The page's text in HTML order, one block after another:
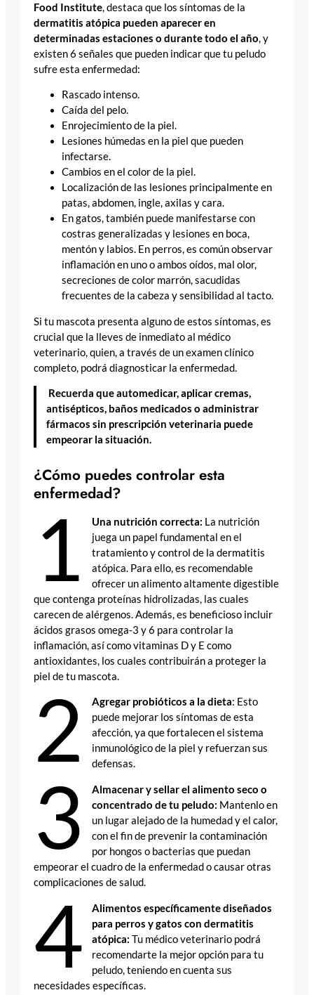
Food Institute, destaca que los síntomas de la
dermatitis atópica pueden aparecer en
determinadas estaciones o durante todo el año, y
existen 6 señales que pueden indicar que tu peludo
sufre esta enfermedad:
Rascado intenso.
Caída del pelo.
Enrojecimiento de la piel.
Lesiones húmedas en la piel que pueden
infectarse.
Cambios en el color de la piel.
Localización de las lesiones principalmente en
patas, abdomen, ingle, axilas y cara.
En gatos, también puede manifestarse con
costras generalizadas y lesiones en boca,
mentón y labios. En perros, es común observar
inflamación en uno o ambos oídos, mal olor,
secreciones de color marrón, sacudidas
frecuentes de la cabeza y sensibilidad al tacto.
Si tu mascota presenta alguno de estos síntomas, es
crucial que la lleves de inmediato al médico
veterinario, quien, a través de un examen clínico
completo, podrá diagnosticar la enfermedad.
Recuerda que automedicar, aplicar cremas,
antisépticos, baños medicados o administrar
fármacos sin prescripción veterinaria puede
empeorar la situación.
¿Cómo puedes controlar esta
enfermedad?
1 Una nutrición correcta: La nutrición
juega un papel fundamental en el
tratamiento y control de la dermatitis
atópica. Para ello, es recomendable
ofrecer un alimento altamente digestible
que contenga proteínas hidrolizadas, las cuales
carecen de alérgenos. Además, es beneficioso incluir
ácidos grasos omega-3 y 6 para controlar la
inflamación, así como vitaminas D y E como
antioxidantes, los cuales contribuirán a proteger la
piel de tu mascota.
2 Agregar probióticos a la dieta: Esto
puede mejorar los síntomas de esta
afección, ya que fortalecen el sistema
inmunológico de la piel y refuerzan sus
defensas.
3
Almacenar y sellar el alimento seco o
concentrado de tu peludo: Mantenlo en
un lugar alejado de la humedad y el calor,
con el fin de prevenir la contaminación
por hongos o bacterias que puedan
empeorar el cuadro de la enfermedad o causar otras
complicaciones de salud.
4
Alimentos específicamente diseñados
para perros y gatos con dermatitis
atópica: Tu médico veterinario podrá
recomendarte la mejor opción para tu
peludo, teniendo en cuenta sus
necesidades específicas.